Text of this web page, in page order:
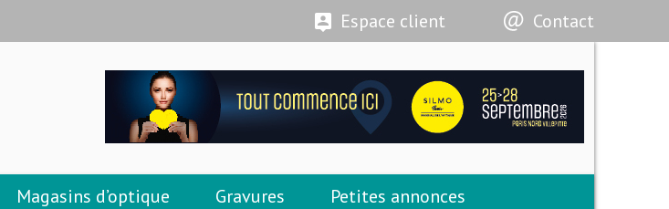
Espace client Contact
Magasins d’optique Gravures Petites annonces